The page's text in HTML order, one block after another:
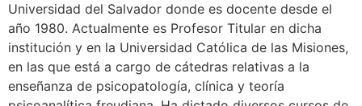
Universidad del Salvador donde es docente desde el
año 1980. Actualmente es Profesor Titular en dicha
institución y en la Universidad Católica de las Misiones,
en las que está a cargo de cátedras relativas a la
enseñanza de psicopatología, clínica y teoría